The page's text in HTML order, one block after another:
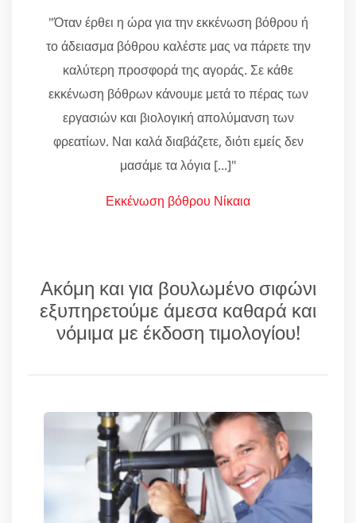
"Όταν έρθει η ώρα για την εκκένωση βόθρου ή
το άδειασμα βόθρου καλέστε μας να πάρετε την
καλύτερη προσφορά της αγοράς. Σε κάθε
εκκένωση βόθρων κάνουμε μετά το πέρας των
εργασιών και βιολογική απολύμανση των
φρεατίων. Ναι καλά διαβάζετε, διότι εμείς δεν
μασάμε τα λόγια [...]"
Εκκένωση βόθρου Νίκαια
Ακόμη και για βουλωμένο σιφώνι
εξυπηρετούμε άμεσα καθαρά και
νόμιμα με έκδοση τιμολογίου!